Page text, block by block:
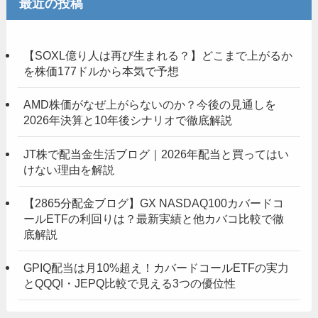
最近の投稿
【SOXL億り人は再び生まれる？】どこまで上がるか
を株価177ドルから本気で予想
AMD株価がなぜ上がらないのか？今後の見通しを
2026年決算と10年後シナリオで徹底解説
JT株で配当金生活ブログ｜2026年配当と買ってはい
けない理由を解説
【2865分配金ブログ】GX NASDAQ100カバードコ
ールETFの利回りは？最新実績と他カバコ比較で徹
底解説
GPIQ配当は月10%超え！カバードコールETFの実力
とQQQI・JEPQ比較で見える3つの優位性